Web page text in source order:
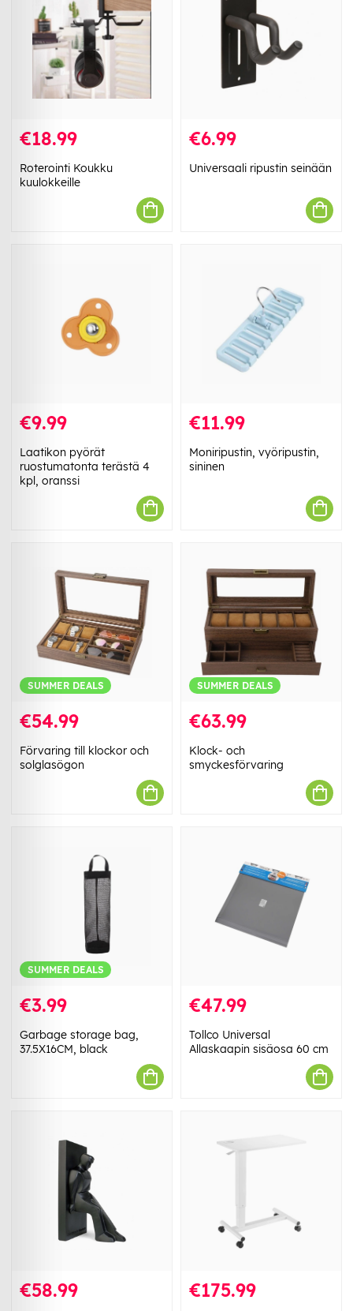
€18.99
Roterointi Koukku
kuulokkeille
€6.99
Universaali ripustin seinään
€9.99
Laatikon pyörät
ruostumatonta terästä 4
kpl, oranssi
€11.99
Moniripustin, vyöripustin,
sininen
SUMMER DEALS
€54.99
Förvaring till klockor och
solglasögon
SUMMER DEALS
€63.99
Klock- och
smyckesförvaring
SUMMER DEALS
€3.99
Garbage storage bag,
37.5X16CM, black
€47.99
Tollco Universal
Allaskaapin sisäosa 60 cm
€58.99 €175.99